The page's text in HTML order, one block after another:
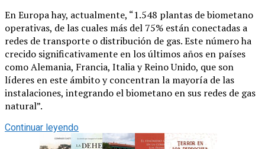
En Europa hay, actualmente, “1.548 plantas de biometano
operativas, de las cuales más del 75% están conectadas a
redes de transporte o distribución de gas. Este número ha
crecido significativamente en los últimos años en países
como Alemania, Francia, Italia y Reino Unido, que son
líderes en este ámbito y concentran la mayoría de las
instalaciones, integrando el biometano en sus redes de gas
natural”.
Continuar leyendo